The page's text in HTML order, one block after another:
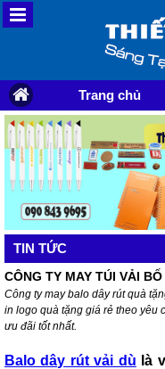
Trang chủ
TIN TỨC
CÔNG TY MAY TÚI VẢI
Công ty may balo dây rút quà
in logo quà tặng giá rẻ theo yêu
ưu đãi tốt nhất.
Balo dây rút vải dù là